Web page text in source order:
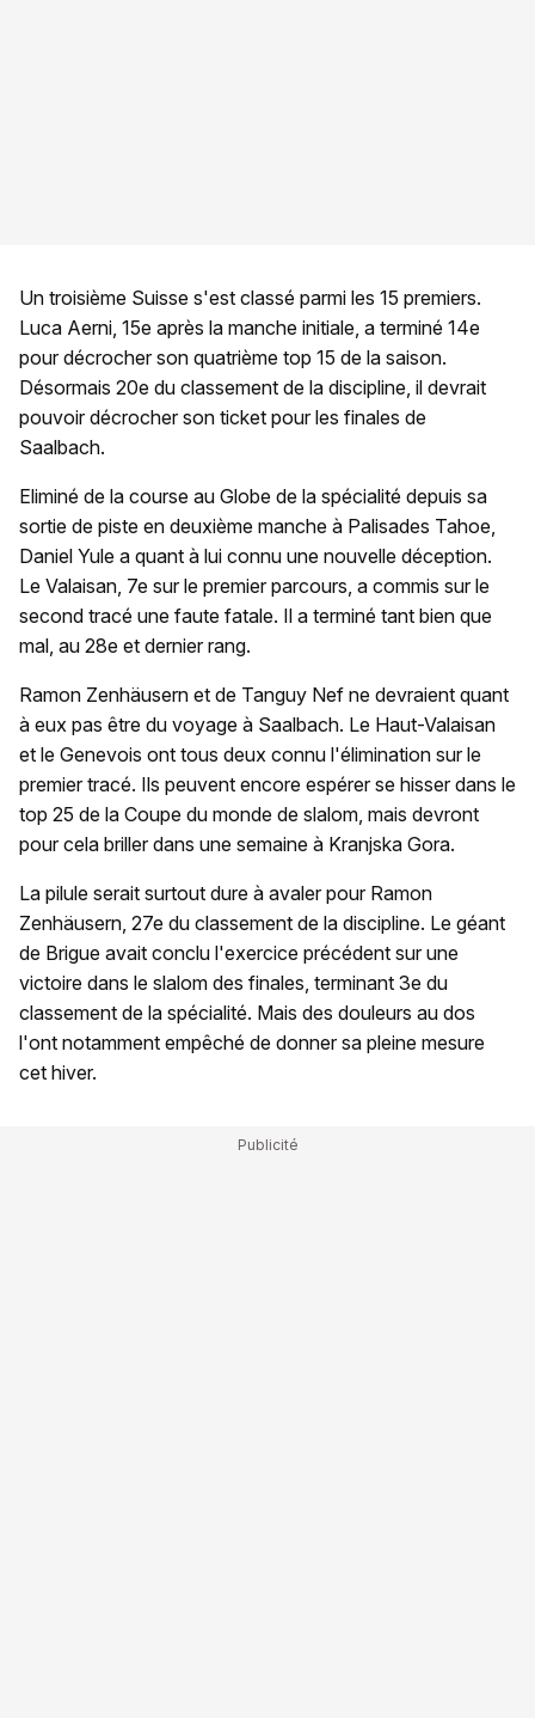
Un troisième Suisse s'est classé parmi les 15 premiers.
Luca Aerni, 15e après la manche initiale, a terminé 14e
pour décrocher son quatrième top 15 de la saison.
Désormais 20e du classement de la discipline, il devrait
pouvoir décrocher son ticket pour les finales de
Saalbach.
Eliminé de la course au Globe de la spécialité depuis sa
sortie de piste en deuxième manche à Palisades Tahoe,
Daniel Yule a quant à lui connu une nouvelle déception.
Le Valaisan, 7e sur le premier parcours, a commis sur le
second tracé une faute fatale. Il a terminé tant bien que
mal, au 28e et dernier rang.
Ramon Zenhäusern et de Tanguy Nef ne devraient quant
à eux pas être du voyage à Saalbach. Le Haut-Valaisan
et le Genevois ont tous deux connu l'élimination sur le
premier tracé. Ils peuvent encore espérer se hisser dans le
top 25 de la Coupe du monde de slalom, mais devront
pour cela briller dans une semaine à Kranjska Gora.
La pilule serait surtout dure à avaler pour Ramon
Zenhäusern, 27e du classement de la discipline. Le géant
de Brigue avait conclu l'exercice précédent sur une
victoire dans le slalom des finales, terminant 3e du
classement de la spécialité. Mais des douleurs au dos
l'ont notamment empêché de donner sa pleine mesure
cet hiver.